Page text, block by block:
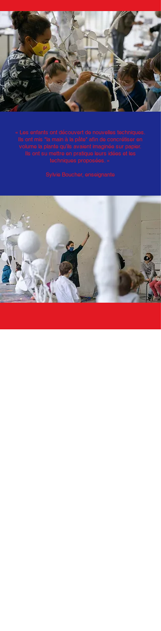
« Les enfants ont découvert de nouvelles techniques.
Ils ont mis "la main à la pâte" afin de concrétiser en
volume la plante qu’ils avaient imaginée sur papier.
Ils ont su mettre en pratique leurs idées et les
techniques proposées. »
Sylvie Boucher, enseignante